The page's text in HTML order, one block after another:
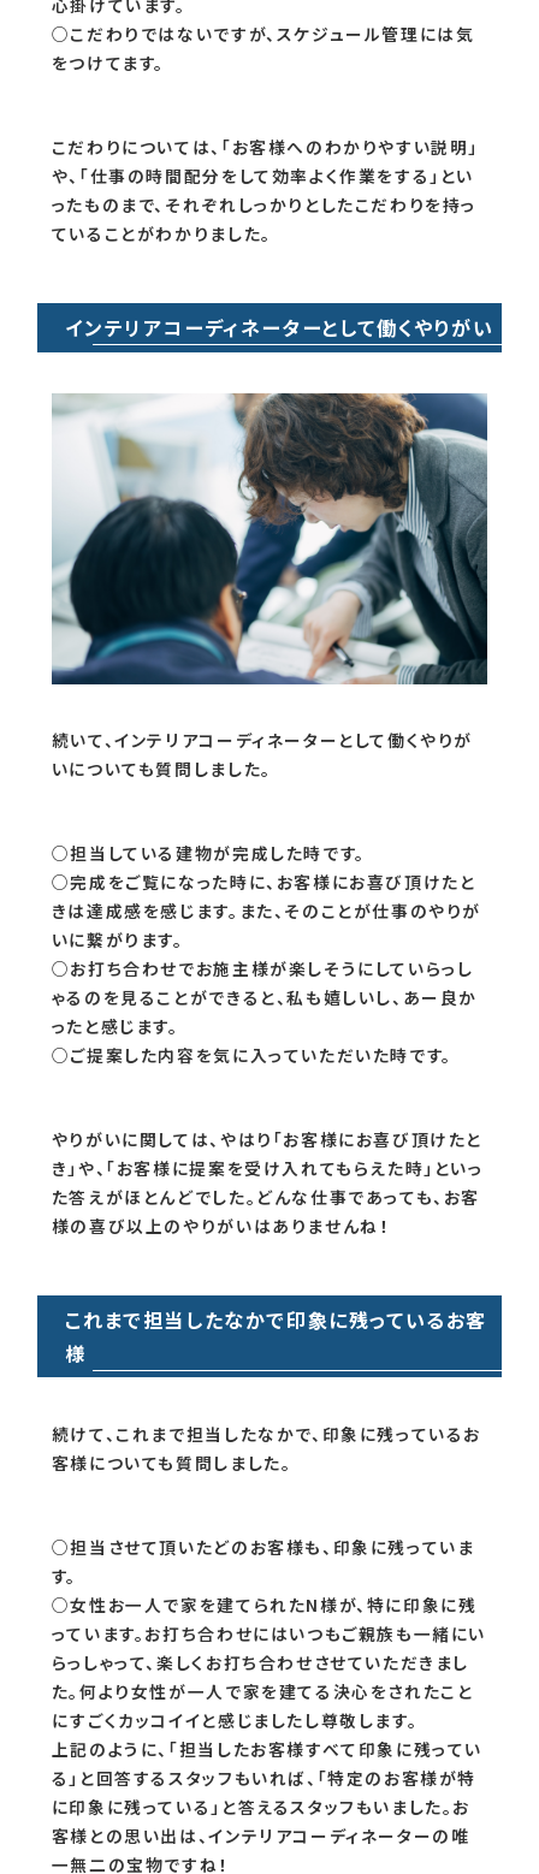
心掛けています。
○こだわりではないですが、スケジュール管理には気
をつけてます。
こだわりについては、「お客様へのわかりやすい説明」
や、「仕事の時間配分をして効率よく作業をする」とい
ったものまで、それぞれしっかりとしたこだわりを持っ
ていることがわかりました。
インテリアコーディネーターとして働くやりがい
続いて、インテリアコーディネーターとして働くやりが
いについても質問しました。
○担当している建物が完成した時です。
○完成をご覧になった時に、お客様にお喜び頂けたと
きは達成感を感じます。また、そのことが仕事のやりが
いに繋がります。
○お打ち合わせでお施主様が楽しそうにしていらっし
ゃるのを見ることができると、私も嬉しいし、あー良か
ったと感じます。
○ご提案した内容を気に入っていただいた時です。
やりがいに関しては、やはり「お客様にお喜び頂けたと
き」や、「お客様に提案を受け入れてもらえた時」といっ
た答えがほとんどでした。どんな仕事であっても、お客
様の喜び以上のやりがいはありませんね！
これまで担当したなかで印象に残っているお客
様
続けて、これまで担当したなかで、印象に残っているお
客様についても質問しました。
○担当させて頂いたどのお客様も、印象に残っていま
す。
○女性お一人で家を建てられたN様が、特に印象に残
っています。お打ち合わせにはいつもご親族も一緒にい
らっしゃって、楽しくお打ち合わせさせていただきまし
た。何より女性が一人で家を建てる決心をされたこと
にすごくカッコイイと感じましたし尊敬します。
上記のように、「担当したお客様すべて印象に残ってい
る」と回答するスタッフもいれば、「特定のお客様が特
に印象に残っている」と答えるスタッフもいました。お
客様との思い出は、インテリアコーディネーターの唯
一無二の宝物ですね！